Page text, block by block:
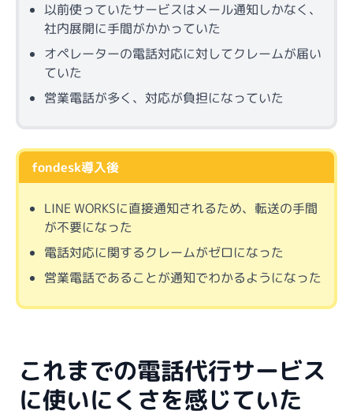
以前使っていたサービスはメール通知しかなく、
社内展開に手間がかかっていた
オペレーターの電話対応に対してクレームが届い
ていた
営業電話が多く、対応が負担になっていた
fondesk導入後
LINE WORKSに直接通知されるため、転送の手間
が不要になった
電話対応に関するクレームがゼロになった
営業電話であることが通知でわかるようになった
これまでの電話代行サービス
に使いにくさを感じていた